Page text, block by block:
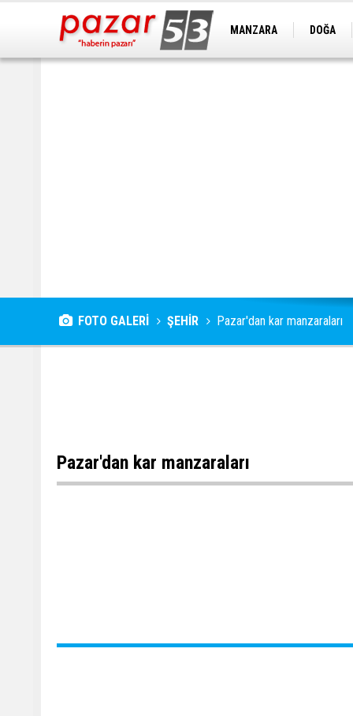
MANZARA DOĞA
FOTO GALERİ ŞEHİR Pazar'dan kar manzaraları
Pazar'dan kar manzaraları